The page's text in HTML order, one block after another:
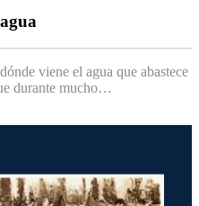
viene el agua que abastece
durante mucho…